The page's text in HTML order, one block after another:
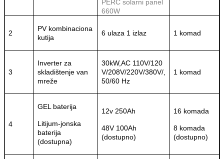
PERC solarni panel
660W
2
PV kombinaciona
kutija
6 ulaza 1 izlaz 1 komad
3
Inverter za
skladištenje van
mreže
30kW,AC 110V/120
V/208V/220V/380V/
50/60 Hz
1 komad
4
GEL baterija
Litijum-jonska
baterija
(dostupna)
12v 250Ah
48V 100Ah
(dostupno)
16 komada
8 komada
(dostupno)